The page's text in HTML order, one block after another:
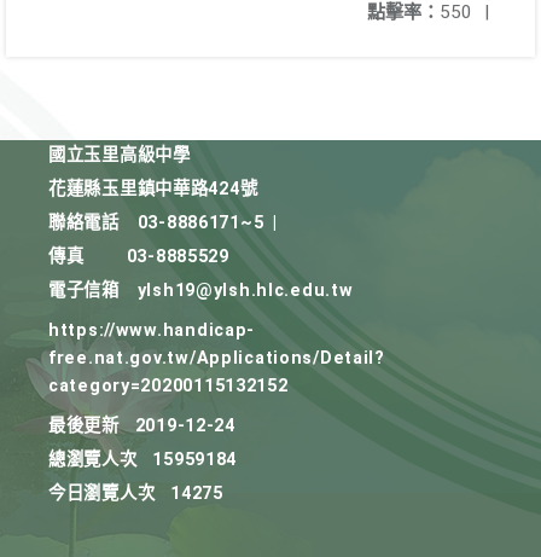
點擊率： 550 |
國立玉里高級中學
花蓮縣玉里鎮中華路424號
聯絡電話
03-8886171~5
傳真
03-8885529
電子信箱
ylsh19@ylsh.hlc.edu.tw
https://www.handicap-
free.nat.gov.tw/Applications/Detail?
category=20200115132152
最後更新
2019-12-24
總瀏覽人次
15959184
今日瀏覽人次
14275